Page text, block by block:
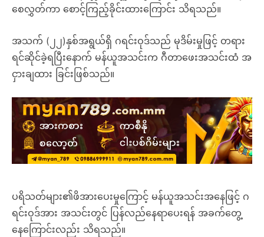
စေလွှတ်ကာ စောင့်ကြည့်ခိုင်းထားကြောင်း သိရသည်။
အသက် (၂၂)နှစ်အရွယ်ရှိ ဂရင်းဝုဒ်သည် မုဒိမ်းမှုဖြင့် တရား
ရင်ဆိုင်ခဲ့ရပြီးနောက် မန်ယူအသင်းက ဂီတာဖေးအသင်းထံ အ
ငှားချထား ခြင်းဖြစ်သည်။
ပရိသတ်များ၏ဖိအားပေးမှုကြောင့် မန်ယူအသင်းအနေဖြင့် ဂ
ရင်းဝုဒ်အား အသင်းတွင် ပြန်လည်နေရာပေးရန် အခက်တွေ့
နေကြောင်းလည်း သိရသည်။